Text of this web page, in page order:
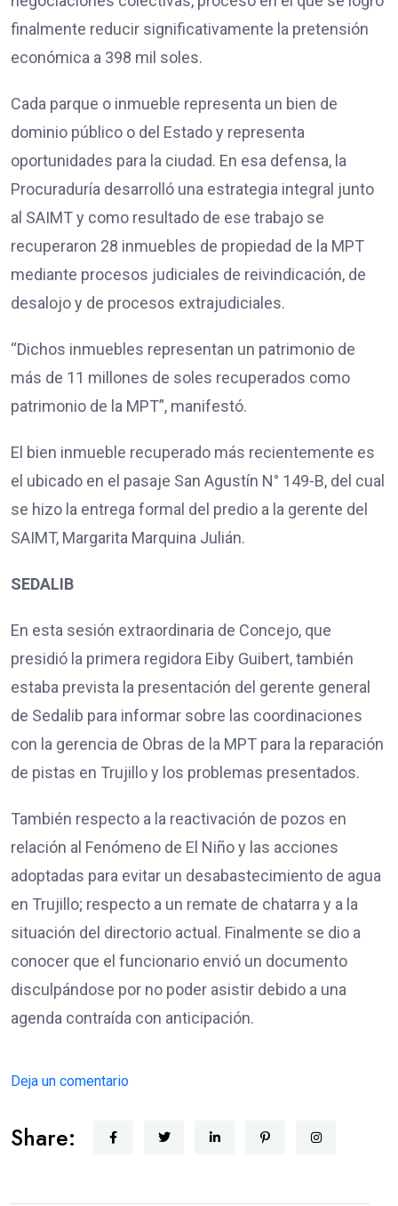
finalmente reducir significativamente la pretensión
económica a 398 mil soles.
Cada parque o inmueble representa un bien de
dominio público o del Estado y representa
oportunidades para la ciudad. En esa defensa, la
Procuraduría desarrolló una estrategia integral junto
al SAIMT y como resultado de ese trabajo se
recuperaron 28 inmuebles de propiedad de la MPT
mediante procesos judiciales de reivindicación, de
desalojo y de procesos extrajudiciales.
“Dichos inmuebles representan un patrimonio de
más de 11 millones de soles recuperados como
patrimonio de la MPT”, manifestó.
El bien inmueble recuperado más recientemente es
el ubicado en el pasaje San Agustín N° 149-B, del cual
se hizo la entrega formal del predio a la gerente del
SAIMT, Margarita Marquina Julián.
SEDALIB
En esta sesión extraordinaria de Concejo, que
presidió la primera regidora Eiby Guibert, también
estaba prevista la presentación del gerente general
de Sedalib para informar sobre las coordinaciones
con la gerencia de Obras de la MPT para la reparación
de pistas en Trujillo y los problemas presentados.
También respecto a la reactivación de pozos en
relación al Fenómeno de El Niño y las acciones
adoptadas para evitar un desabastecimiento de agua
en Trujillo; respecto a un remate de chatarra y a la
situación del directorio actual. Finalmente se dio a
conocer que el funcionario envió un documento
disculpándose por no poder asistir debido a una
agenda contraída con anticipación.
Deja un comentario
Share: